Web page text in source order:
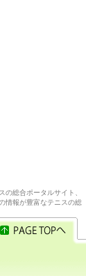
総合ポータルサイト、
情報が豊富なテニスの総